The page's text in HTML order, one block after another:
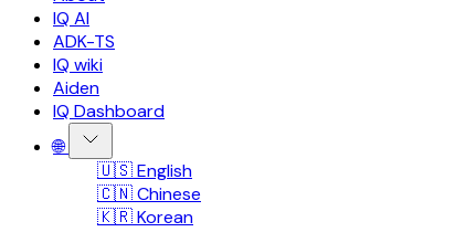
IQ AI
ADK-TS
IQ wiki
Aiden
IQ Dashboard
🌐
🇺🇸 English
🇨🇳 Chinese
🇰🇷 Korean